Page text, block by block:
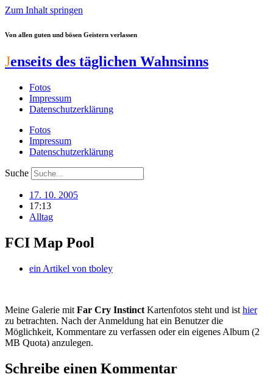
Zum Inhalt springen
Von allen guten und bösen Geistern verlassen
Jenseits des täglichen Wahnsinns
Fotos
Impressum
Datenschutzerklärung
Fotos
Impressum
Datenschutzerklärung
Suche
17. 10. 2005
17:13
Alltag
FCI Map Pool
ein Artikel von tboley
Meine Galerie mit Far Cry Instinct Kartenfotos steht und ist hier
zu betrachten. Nach der Anmeldung hat ein Benutzer die
Möglichkeit, Kommentare zu verfassen oder ein eigenes Album (2
MB Quota) anzulegen.
Schreibe einen Kommentar